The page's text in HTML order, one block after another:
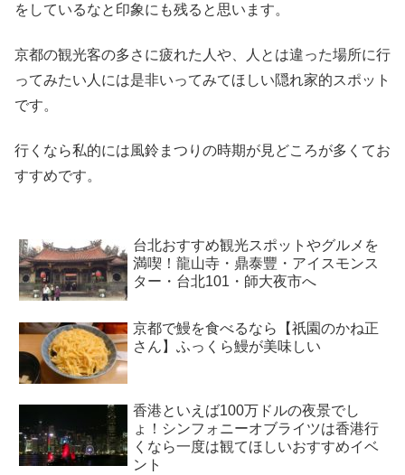
をしているなと印象にも残ると思います。
京都の観光客の多さに疲れた人や、人とは違った場所に行
ってみたい人には是非いってみてほしい隠れ家的スポット
です。
行くなら私的には風鈴まつりの時期が見どころが多くてお
すすめです。
台北おすすめ観光スポットやグルメを
満喫！龍山寺・鼎泰豐・アイスモンス
ター・台北101・師大夜市へ
京都で鰻を食べるなら【祇園のかね正
さん】ふっくら鰻が美味しい
香港といえば100万ドルの夜景でし
ょ！シンフォニーオブライツは香港行
くなら一度は観てほしいおすすめイベ
ント